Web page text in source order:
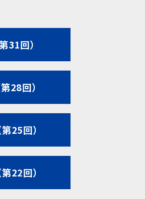
31回）
28回）
25回）
22回）